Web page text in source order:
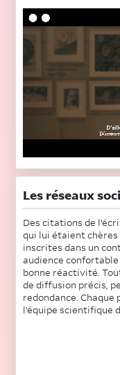
Les réseaux
Des citations de
qui lui étaient
inscrites dans un
audience
bonne réactivité.
de diffusion précis,
redondance.
l’équipe scientifique